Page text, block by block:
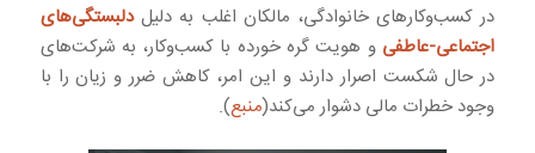
در کسب‌وکارهای خانوادگی، مالکان اغلب به دلیلدلبستگی‌های
اجتماعی-عاطفی و هویت گره خورده با کسب‌وکار، به شرکت‌های
در حال شکست اصرار دارند و این امر، کاهش ضرر و زیان را با
وجود خطرات مالی دشوار می‌کند(منبع).